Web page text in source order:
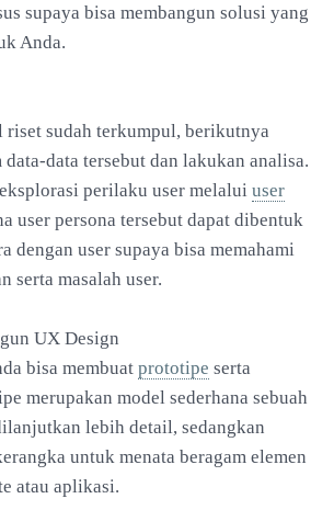
supaya bisa membangun solusi yang
Anda.
riset sudah terkumpul, berikutnya
data tersebut dan lakukan analisa.
perilaku user melalui user
user persona tersebut dapat dibentuk
dengan user supaya bisa memahami
serta masalah user.
UX Design
bisa membuat prototipe serta
merupakan model sederhana sebuah
lebih detail, sedangkan
untuk menata beragam elemen
atau aplikasi.